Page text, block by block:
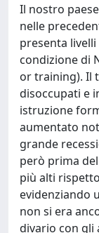
Il nostro
nelle
presenta
condizione di
or training). Il
disoccupati e
istruzione
aumentato
grande
però prima
più alti
evidenziando
non si era
divario con gli